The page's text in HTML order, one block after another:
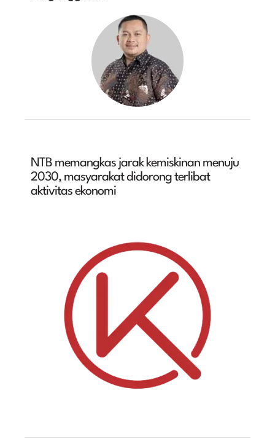
NTB memangkas jarak kemiskinan menuju
2030, masyarakat didorong terlibat
aktivitas ekonomi